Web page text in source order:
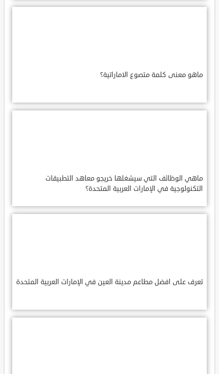
ماهو معنى كلمة متصوع الاماراتية؟
ماهي الوظائف التي سيشغلها خريجو معاهد التطبيقات
التكنولوجية في الإمارات العربية المتحدة؟
تعرف على افضل مطاعم مدينة العين في الإمارات العربية المتحدة